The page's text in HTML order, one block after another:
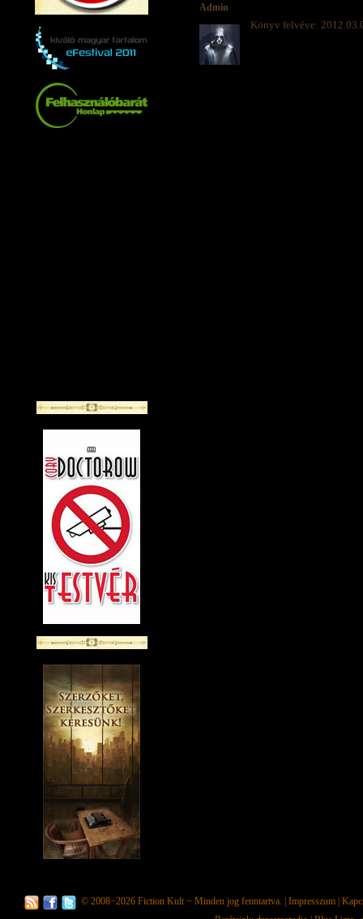
Admin
Könyv felvéve:
© 2008−2026 Fiction Kult − Minden jog fenntartva. | Impresszum